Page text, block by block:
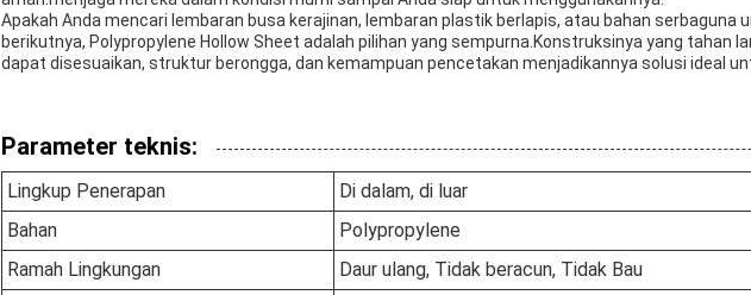
Apakah Anda mencari lembaran busa kerajinan, lembaran plastik berlapis, atau bahan serbaguna
berikutnya, Polypropylene Hollow Sheet adalah pilihan yang sempurna.Konstruksinya yang tahan
dapat disesuaikan, struktur berongga, dan kemampuan pencetakan menjadikannya solusi ideal
Parameter teknis:
Lingkup Penerapan
Di dalam, di luar
Bahan
Polypropylene
Ramah Lingkungan
Daur ulang, Tidak beracun, Tidak Bau